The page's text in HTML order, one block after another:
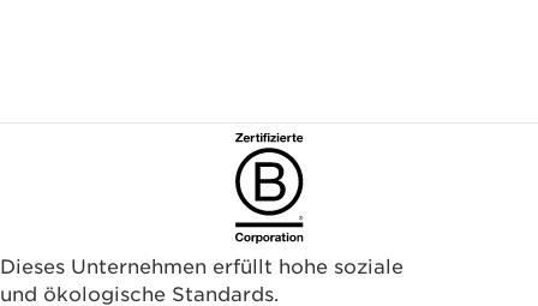
Dieses Unternehmen erfüllt hohe soziale
und ökologische Standards.